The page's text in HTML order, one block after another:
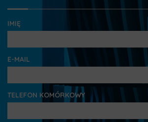
IMIĘ
E-MAIL
TELEFON KOMÓRKOWY